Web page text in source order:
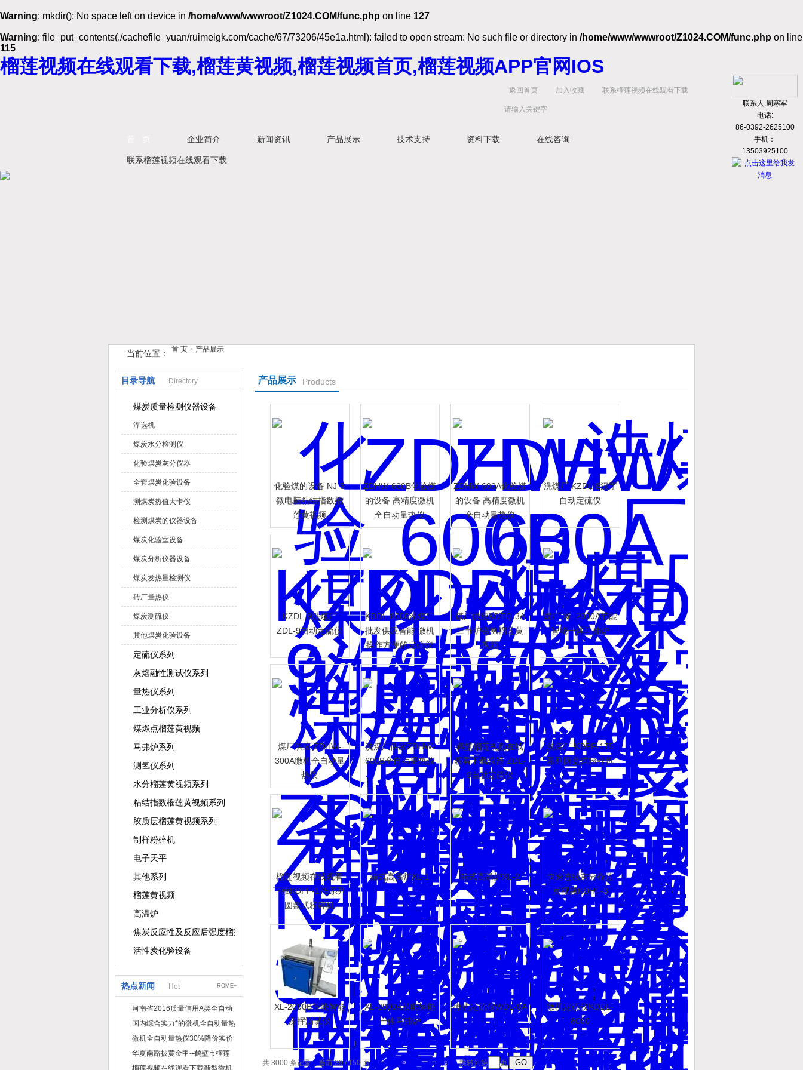
Warning: mkdir(): No space left on device in /home/www/wwwroot/Z1024.COM/func.php on line 127
Warning: file_put_contents(./cachefile_yuan/ruimeigk.com/cache/67/73206/45e1a.html): failed to open stream: No such file or directory in /home/www/wwwroot/Z1024.COM/func.php on line
115
榴莲视频在线观看下载,榴莲黄视频,榴莲视频首页,榴莲视频APP官网IOS
鹤壁市榴莲视频在线观看下载仪器仪表有限公司
返回首页 加入收藏 联系榴莲视频在线观看下载
企业简介 新闻资讯 产品展示 技术支持 资料下载 在线咨询
联系榴莲视频在线观看下载
当前位置： 首 页 > 产品展示
目录导航 Directory
煤炭质量检测仪器设备
浮选机
煤炭水分检测仪
化验煤炭灰分仪器
全套煤炭化验设备
测煤炭热值大卡仪
检测煤炭的仪器设备
煤炭化验室设备
煤炭分析仪器设备
煤炭发热量检测仪
砖厂量热仪
煤炭测硫仪
其他煤炭化验设备
定硫仪系列
灰熔融性测试仪系列
量热仪系列
工业分析仪系列
煤燃点榴莲黄视频
马弗炉系列
测氢仪系列
水分榴莲黄视频系列
粘结指数榴莲黄视频系列
胶质层榴莲黄视频系列
制样粉碎机
电子天平
其他系列
榴莲黄视频
高温炉
焦炭反应性及反应后强度榴莲黄视频
活性炭化验设备
热点新闻 Hot ROME+
河南省2016质量信用A类全自动
量热仪
国内综合实力*的微机全自动量热
仪制造企业
微机全自动量热仪30%降价实价
出售
华夏南路披黄金甲--鹤壁市榴莲
视频在线观看下载仪器仪表有限
榴莲视频在线观看下载新型微机
产品展示 Products
化验煤的设备 NJ-3
微电脑粘结指数榴
莲黄视频
ZDHW-600B化验煤
的设备 高精度微机
全自动量热仪
ZDHW-600A化验煤
的设备 高精度微机
全自动量热仪
洗煤厂 KZDL-8汉字
自动定硫仪
KZDL-9洗煤厂
ZDL-9自动定硫仪
KDDL-8000洗煤厂
批发供应智能 微机
操作方便的定硫仪
煤厂供应KDTQ-3A
三节炉碳氢榴莲黄
视频
煤厂 XL-2000A节能
智能一体马弗炉
煤厂供应 ZDHW-
300A微机全自动量
热仪
洗煤厂供应ZDHW-
600B全自动量热仪
鹤壁榴莲视频在线
观看下载仪器 ZDL-
9自动定硫仪
洗煤厂 KDPF-175
系列圆盘式粉碎机
榴莲视频在线观看
下载KDPF-175系列
圆盘式粉碎机
箱式高温炉XL-1 箱式高温炉XL-2
快速连续灰分榴莲
黄视频KDHF-3
XL-2000B节能智能
灰挥测试仪
XL-2000A节能智能
一体马弗炉
微机定硫仪WDL-9A
微机定硫仪KDDL-
8000
共 3000 条记录，当前 39 / 150 页 首页 上一页 下一页 末页 跳转到第 页
联系人:周寒军
电话:
86-0392-2625100
手机：
13503925100